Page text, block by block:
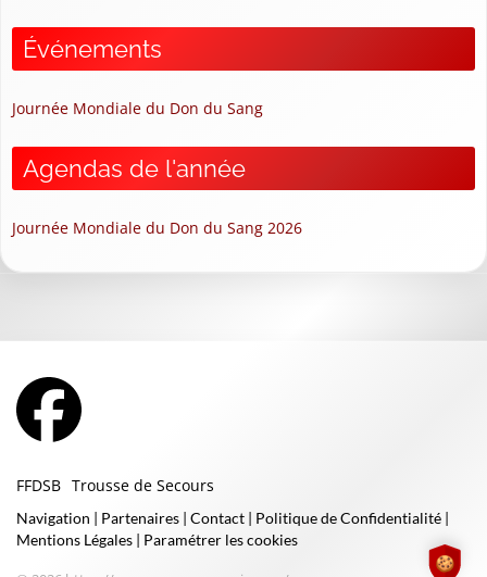
Événements
Journée Mondiale du Don du Sang
Agendas de l'année
Journée Mondiale du Don du Sang 2026
FFDSB Trousse de Secours
Navigation | Partenaires | Contact | Politique de Confidentialité |
Mentions Légales | Paramétrer les cookies